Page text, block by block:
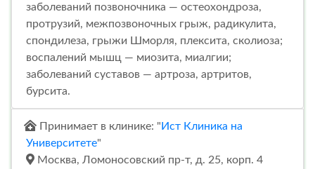
заболеваний позвоночника — остеохондроза,
протрузий, межпозвоночных грыж, радикулита,
спондилеза, грыжи Шморля, плексита, сколиоза;
воспалений мышц — миозита, миалгии;
заболеваний суставов — артроза, артритов,
бурсита.
Принимает в клинике: " Ист Клиника на
Университете"
Москва, Ломоносовский пр-т, д. 25, корп. 4